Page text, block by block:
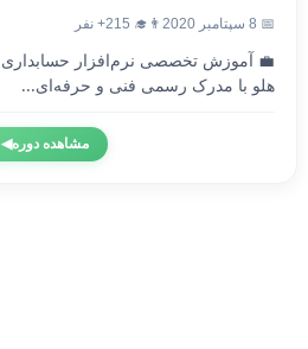
📅 8 سپتامبر 2020 👨‍🎓 215+ نفر
💼 آموزش تخصصی نرم‌افزار حسابداری
هلو با مدرک رسمی فنی و حرفه‌ای...
مشاهده دوره◀